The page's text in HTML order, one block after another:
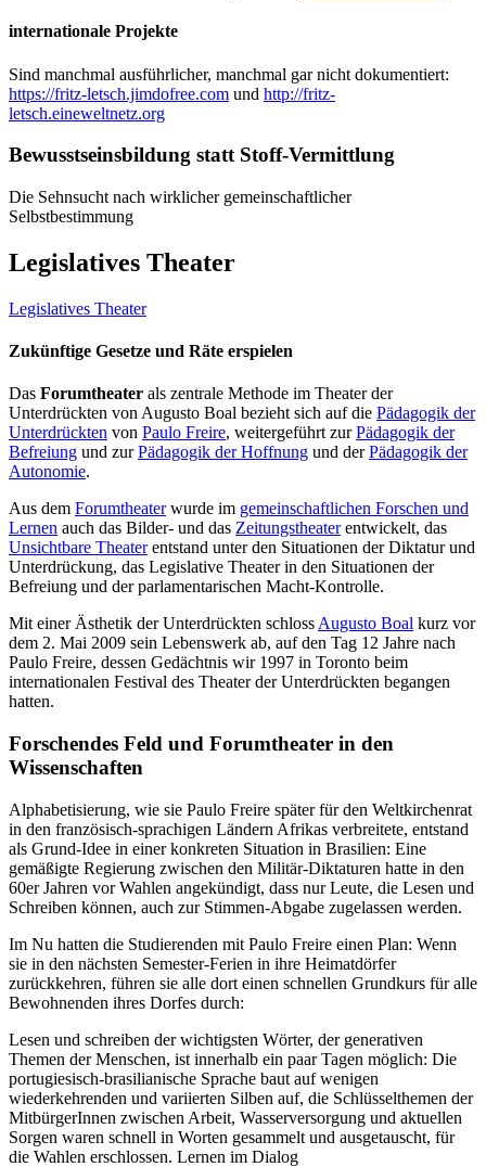
internationale Projekte
Sind manchmal ausführlicher, manchmal gar nicht dokumentiert:
https://fritz-letsch.jimdofree.com und http://fritz-
letsch.eineweltnetz.org
Bewusstseinsbildung statt Stoff-Vermittlung
Die Sehnsucht nach wirklicher gemeinschaftlicher
Selbstbestimmung
Legislatives Theater
Legislatives Theater
Zukünftige Gesetze und Räte erspielen
Das Forumtheater als zentrale Methode im Theater der
Unterdrückten von Augusto Boal bezieht sich auf die Pädagogik der
Unterdrückten von Paulo Freire, weitergeführt zurPädagogik der
Befreiung und zurPädagogik der Hoffnung und derPädagogik der
Autonomie.
Aus dem Forumtheaterwurde im gemeinschaftlichen Forschen und
Lernen auch das Bilder- und das Zeitungstheaterentwickelt, das
Unsichtbare Theaterentstand unter den Situationen der Diktatur und
Unterdrückung, das Legislative Theater in den Situationen der
Befreiung und der parlamentarischen Macht-Kontrolle.
Mit einer Ästhetik der Unterdrückten schlossAugusto Boal kurz vor
dem 2. Mai 2009 sein Lebenswerk ab, auf den Tag 12 Jahre nach
Paulo Freire, dessen Gedächtnis wir 1997 in Toronto beim
internationalen Festival des Theater der Unterdrückten begangen
hatten.
Forschendes Feld und Forumtheater in den
Wissenschaften
Alphabetisierung, wie sie Paulo Freire später für den Weltkirchenrat
in den französisch-sprachigen Ländern Afrikas verbreitete, entstand
als Grund-Idee in einer konkreten Situation in Brasilien: Eine
gemäßigte Regierung zwischen den Militär-Diktaturen hatte in den
60er Jahren vor Wahlen angekündigt, dass nur Leute, die Lesen und
Schreiben können, auch zur Stimmen-Abgabe zugelassen werden.
Im Nu hatten die Studierenden mit Paulo Freire einen Plan: Wenn
sie in den nächsten Semester-Ferien in ihre Heimatdörfer
zurückkehren, führen sie alle dort einen schnellen Grundkurs für alle
Bewohnenden ihres Dorfes durch:
Lesen und schreiben der wichtigsten Wörter, der generativen
Themen der Menschen, ist innerhalb ein paar Tagen möglich: Die
portugiesisch-brasilianische Sprache baut auf wenigen
wiederkehrenden und variierten Silben auf, die Schlüsselthemen der
MitbürgerInnen zwischen Arbeit, Wasserversorgung und aktuellen
Sorgen waren schnell in Worten gesammelt und ausgetauscht, für
die Wahlen erschlossen. Lernen im Dialog